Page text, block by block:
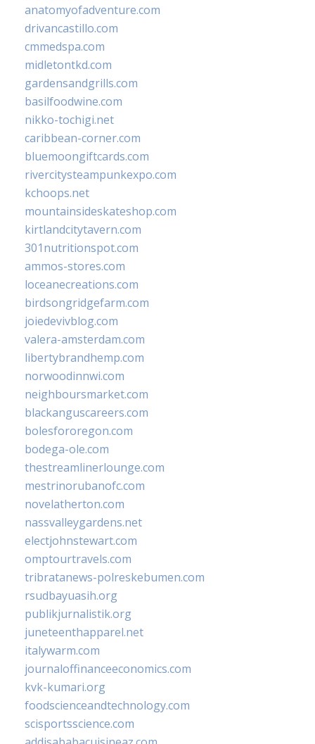
anatomyofadventure.com
drivancastillo.com
cmmedspa.com
midletontkd.com
gardensandgrills.com
basilfoodwine.com
nikko-tochigi.net
caribbean-corner.com
bluemoongiftcards.com
rivercitysteampunkexpo.com
kchoops.net
mountainsideskateshop.com
kirtlandcitytavern.com
301nutritionspot.com
ammos-stores.com
loceanecreations.com
birdsongridgefarm.com
joiedevivblog.com
valera-amsterdam.com
libertybrandhemp.com
norwoodinnwi.com
neighboursmarket.com
blackanguscareers.com
bolesfororegon.com
bodega-ole.com
thestreamlinerlounge.com
mestrinorubanofc.com
novelatherton.com
nassvalleygardens.net
electjohnstewart.com
omptourtravels.com
tribratanews-polreskebumen.com
rsudbayuasih.org
publikjurnalistik.org
juneteenthapparel.net
italywarm.com
journaloffinanceeconomics.com
kvk-kumari.org
foodscienceandtechnology.com
scisportsscience.com